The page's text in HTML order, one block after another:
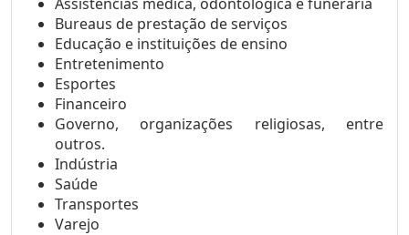
Bureaus de prestação de serviços
Educação e instituições de ensino
Entretenimento
Esportes
Financeiro
Governo, organizações religiosas, entre
outros.
Indústria
Saúde
Transportes
Varejo